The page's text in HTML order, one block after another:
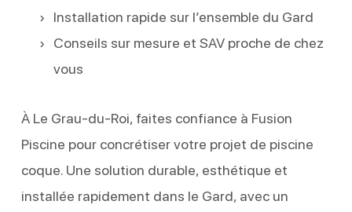
Installation rapide sur l’ensemble du Gard
Conseils sur mesure et SAV proche de chez
vous
À Le Grau-du-Roi, faites confiance à Fusion
Piscine pour concrétiser votre projet de piscine
coque. Une solution durable, esthétique et
installée rapidement dans le Gard, avec un